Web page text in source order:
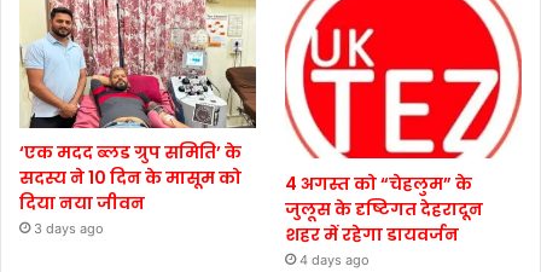
‘एक मदद ब्लड ग्रुप समिति’ के
सदस्य ने 10 दिन के मासूम को
दिया नया जीवन
3 days ago
4 अगस्त को “चेहलुम” के
जुलूस के दृष्टिगत देहरादून
शहर में रहेगा डायवर्जन
4 days ago